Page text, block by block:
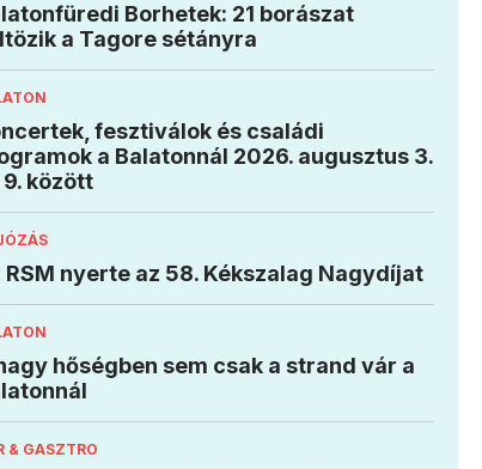
Borhetek: 21 borászat
a Tagore sétányra
fesztiválok és családi
a Balatonnál 2026. augusztus 3.
9. között
RSM nyerte az 58. Kékszalag Nagydíjat
hőségben sem csak a strand vár a
& GASZTRO